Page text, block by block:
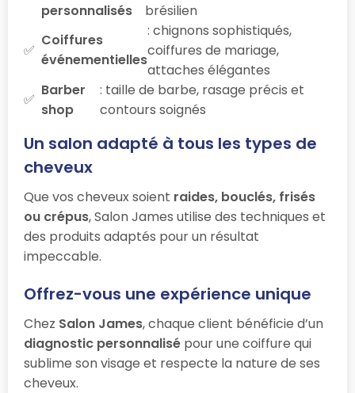
personnalisés
brésilien
Coiffures
événementielles
: chignons sophistiqués,
coiffures de mariage,
attaches élégantes
Barber
shop
: taille de barbe, rasage précis et
contours soignés
Un salon adapté à tous les types de
cheveux
Que vos cheveux soient raides, bouclés, frisés
ou crépus, Salon James utilise des techniques et
des produits adaptés pour un résultat
impeccable.
Offrez-vous une expérience unique
Chez Salon James, chaque client bénéficie d’un
diagnostic personnalisé pour une coiffure qui
sublime son visage et respecte la nature de ses
cheveux.